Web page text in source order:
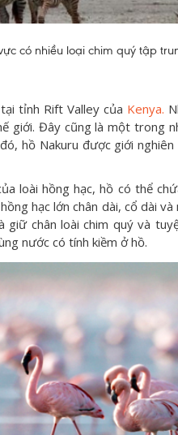
có nhiều loại chim quý tập
tỉnh Rift Valley của Kenya.
giới. Đây cũng là một trong
hồ Nakuru được giới
loài hồng hạc, hồ có thể
hạc lớn chân dài, cổ dài
giữ chân loài chim quý và
nước có tính kiềm ở hồ.